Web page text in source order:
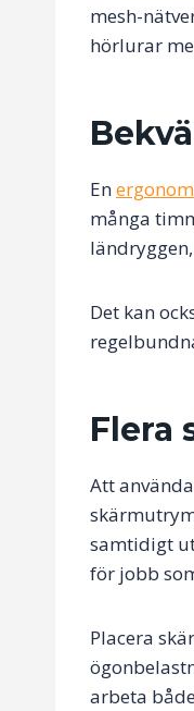
mesh-
hörlurar
En
många
Det kan
Flera
Att
samtidigt
för jobb
Placera
arbeta